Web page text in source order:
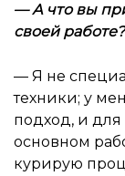
—А что вы
своей работе?
— Я не
техники; у
подход, и для
основном
курирую